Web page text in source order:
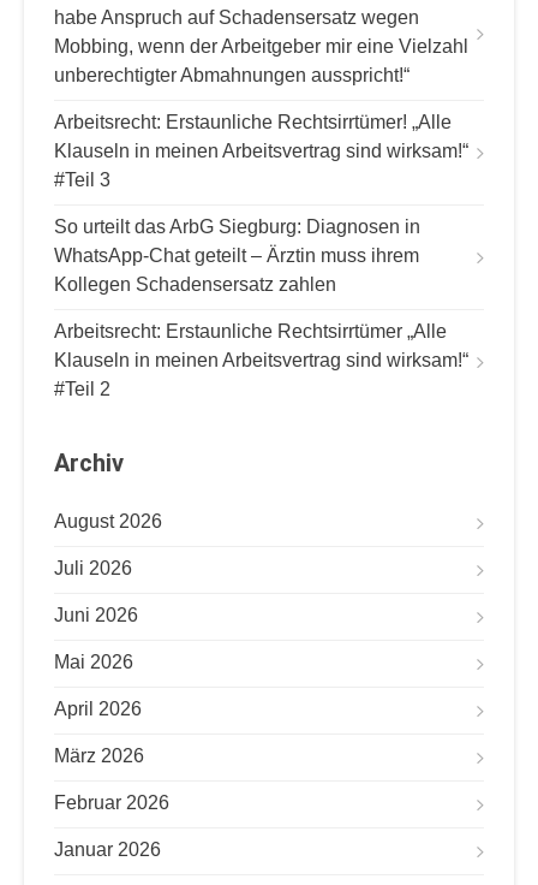
habe Anspruch auf Schadensersatz wegen
Mobbing, wenn der Arbeitgeber mir eine Vielzahl
unberechtigter Abmahnungen ausspricht!“
Arbeitsrecht: Erstaunliche Rechtsirrtümer! „Alle
Klauseln in meinen Arbeitsvertrag sind wirksam!“
#Teil 3
So urteilt das ArbG Siegburg: Diagnosen in
WhatsApp-Chat geteilt – Ärztin muss ihrem
Kollegen Schadensersatz zahlen
Arbeitsrecht: Erstaunliche Rechtsirrtümer „Alle
Klauseln in meinen Arbeitsvertrag sind wirksam!“
#Teil 2
Archiv
August 2026
Juli 2026
Juni 2026
Mai 2026
April 2026
März 2026
Februar 2026
Januar 2026